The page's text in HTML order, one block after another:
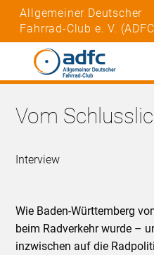
Allgemeiner Deutscher
Fahrrad-Club e. V.
Vom
Interview
Wie Baden-Württemberg
beim Radverkehr wurde –
inzwischen auf die